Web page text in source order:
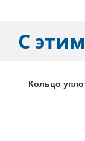
С
Кольцо